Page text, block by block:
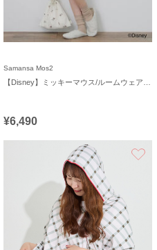
Samansa Mos2
¥6,490